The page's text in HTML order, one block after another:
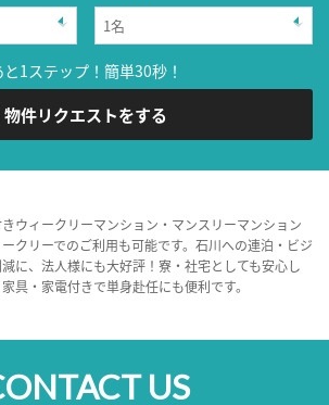
と1ステップ！簡単30秒！
物件リクエストをする
ウィークリーマンション・マンスリーマンション
クリーでのご利用も可能です。石川への連泊・ビジ
に、法人様にも大好評！寮・社宅としても安心し
具・家電付きで単身赴任にも便利です。
US